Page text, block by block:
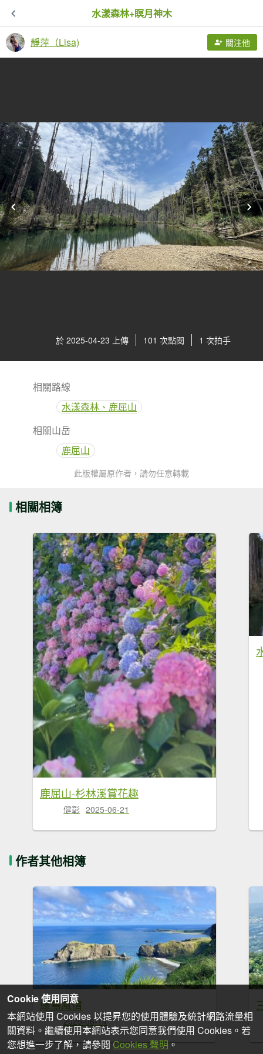
水漾森林+瞑月神木
靜萍（Lisa) 關注他
於 2025-04-23 上傳 101 次點閱 1 次拍手
相關路線
水漾森林、鹿屈山
相關山岳
鹿屈山
此版權屬原作者，請勿任意轉載
相關相簿
鹿屈山-杉林溪賞花趣
健彰 2025-06-21
作者其他相簿
綠島風情
2025-06-14
Cookie 使用同意
本網站使用 Cookies 以提昇您的使用體驗及統計網路流量相
關資料。繼續使用本網站表示您同意我們使用 Cookies。若
您想進一步了解，請參閱 Cookies 聲明 。